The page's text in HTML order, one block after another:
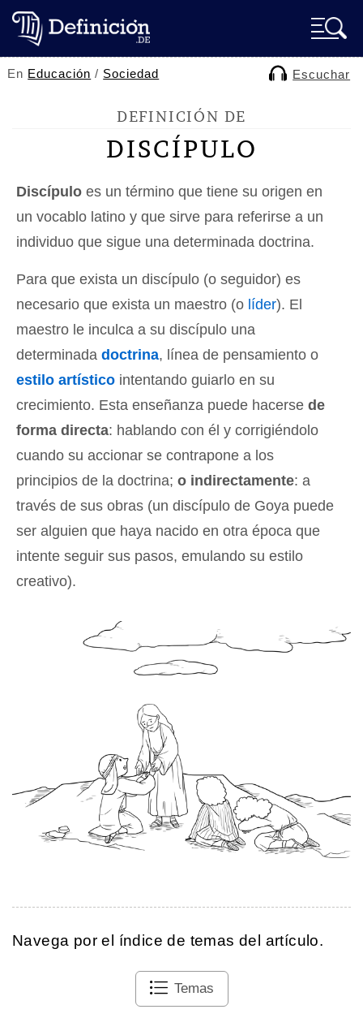
En Educación / Sociedad Escuchar
DEFINICIÓN DE
DISCÍPULO
Discípulo es un término que tiene su origen en
un vocablo latino y que sirve para referirse a un
individuo que sigue una determinada doctrina.
Para que exista un discípulo (o seguidor) es
necesario que exista un maestro (o líder). El
maestro le inculca a su discípulo una
determinada doctrina, línea de pensamiento o
estilo artístico intentando guiarlo en su
crecimiento. Esta enseñanza puede hacerse de
forma directa: hablando con él y corrigiéndolo
cuando su accionar se contrapone a los
principios de la doctrina; o indirectamente: a
través de sus obras (un discípulo de Goya puede
ser alguien que haya nacido en otra época que
intente seguir sus pasos, emulando su estilo
creativo).
Navega por el índice de temas del artículo.
Temas